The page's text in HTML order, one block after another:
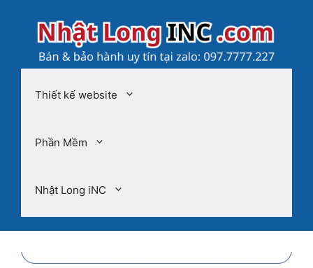
Thiết kế website
Phần Mềm
Nhật Long iNC